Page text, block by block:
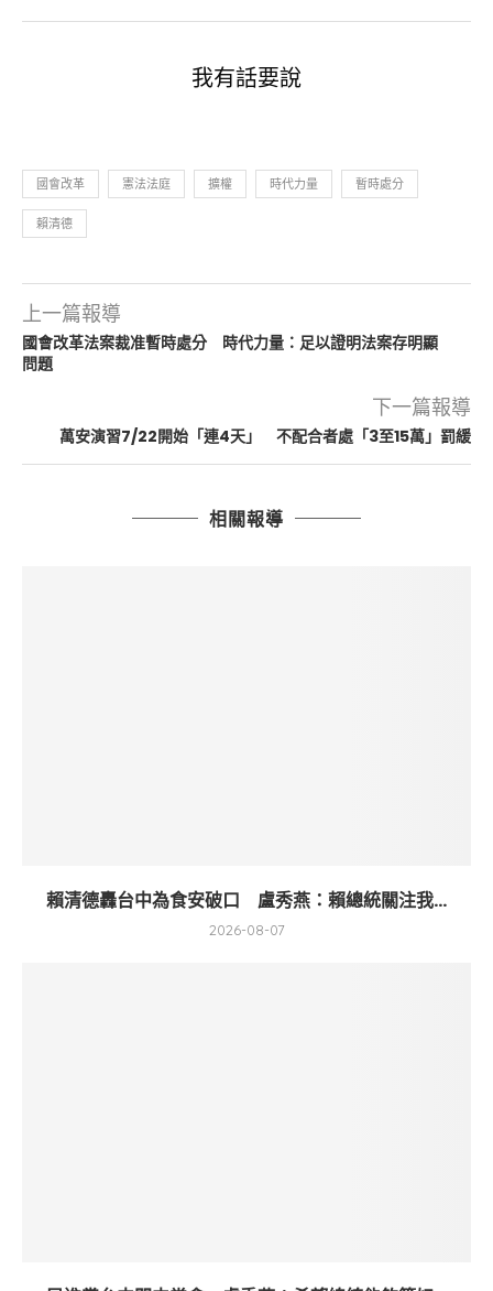
我有話要說
國會改革 憲法法庭 擴權 時代力量 暫時處分
賴清德
上一篇報導
國會改革法案裁准暫時處分 時代力量：足以證明法案存明顯
問題
下一篇報導
萬安演習7/22開始「連4天」 不配合者處「3至15萬」罰緩
相關報導
賴清德轟台中為食安破口 盧秀燕：賴總統關注我...
2026-08-07